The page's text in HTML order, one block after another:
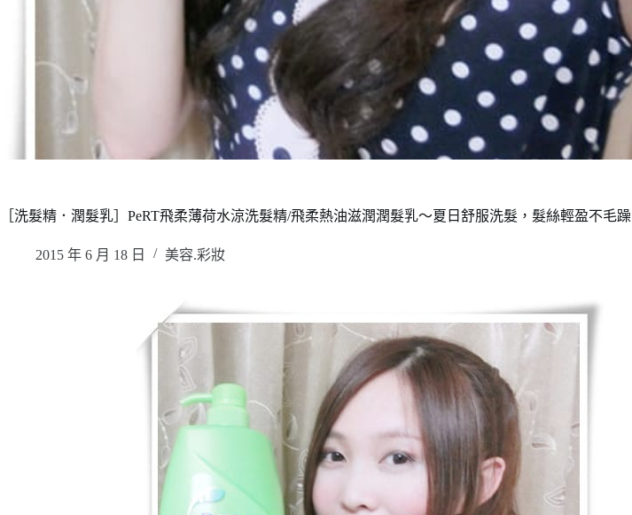
［洗髮精．潤髮乳］PeRT飛柔薄荷水涼洗髮精/飛柔熱油滋潤潤髮乳～夏日舒服洗髮，髮絲輕盈不毛躁
2015 年 6 月 18 日 美容.彩妝